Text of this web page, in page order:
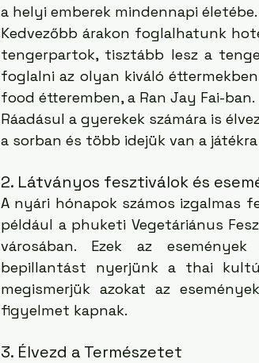
a helyi emberek mindennapi életébe.
Kedvezőbb árakon foglalhatunk
tengerpartok, tisztább lesz a
foglalni az olyan kiváló
food étteremben, a Ran Jay Fai-ban.
Ráadásul a gyerekek számára is
a sorban és több idejük van a
2. Látványos fesztiválok és
A nyári hónapok számos izgalmas
például a phuketi Vegetáriánus
városában. Ezek az
bepillantást nyerjünk a thai
megismerjük azokat az
figyelmet kapnak.
3. Élvezd a Természetet